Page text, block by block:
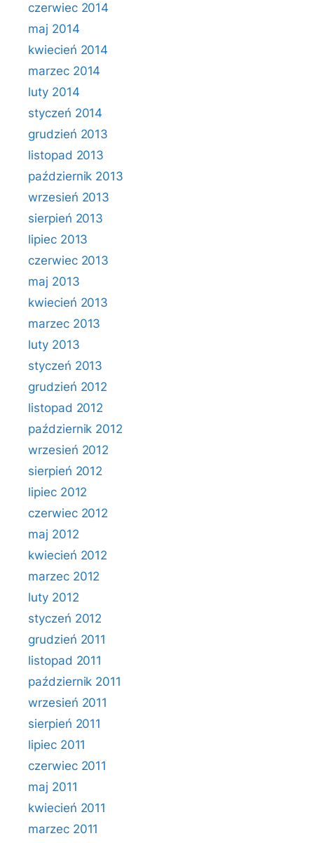
czerwiec 2014
maj 2014
kwiecień 2014
marzec 2014
luty 2014
styczeń 2014
grudzień 2013
listopad 2013
październik 2013
wrzesień 2013
sierpień 2013
lipiec 2013
czerwiec 2013
maj 2013
kwiecień 2013
marzec 2013
luty 2013
styczeń 2013
grudzień 2012
listopad 2012
październik 2012
wrzesień 2012
sierpień 2012
lipiec 2012
czerwiec 2012
maj 2012
kwiecień 2012
marzec 2012
luty 2012
styczeń 2012
grudzień 2011
listopad 2011
październik 2011
wrzesień 2011
sierpień 2011
lipiec 2011
czerwiec 2011
maj 2011
kwiecień 2011
marzec 2011